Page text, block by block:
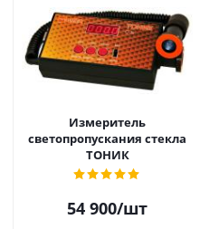
Измеритель
светопропускания стекла
ТОНИК
54 900/шт